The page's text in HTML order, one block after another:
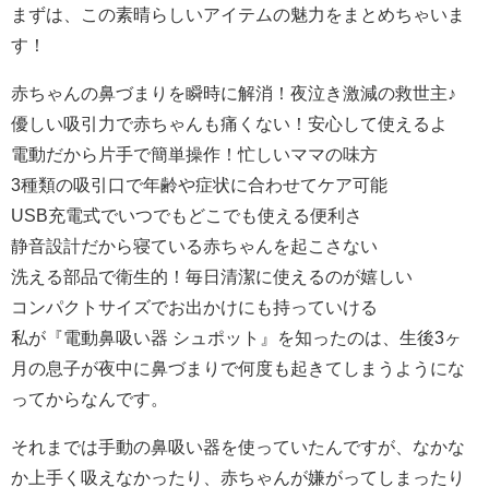
まずは、この素晴らしいアイテムの魅力をまとめちゃいま
す！
赤ちゃんの鼻づまりを瞬時に解消！夜泣き激減の救世主♪
優しい吸引力で赤ちゃんも痛くない！安心して使えるよ
電動だから片手で簡単操作！忙しいママの味方
3種類の吸引口で年齢や症状に合わせてケア可能
USB充電式でいつでもどこでも使える便利さ
静音設計だから寝ている赤ちゃんを起こさない
洗える部品で衛生的！毎日清潔に使えるのが嬉しい
コンパクトサイズでお出かけにも持っていける
私が『電動鼻吸い器 シュポット』を知ったのは、生後3ヶ
月の息子が夜中に鼻づまりで何度も起きてしまうようにな
ってからなんです。
それまでは手動の鼻吸い器を使っていたんですが、なかな
か上手く吸えなかったり、赤ちゃんが嫌がってしまったり